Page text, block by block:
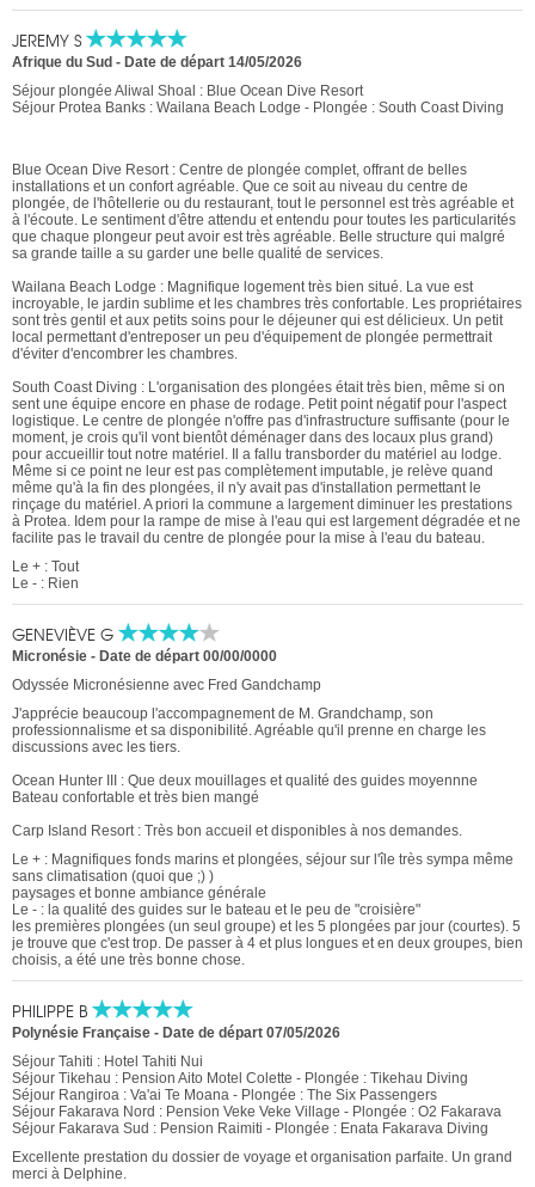
JEREMY S
Afrique du Sud - Date de départ 14/05/2026
Séjour plongée Aliwal Shoal : Blue Ocean Dive Resort
Séjour Protea Banks : Wailana Beach Lodge - Plongée : South Coast Diving
Blue Ocean Dive Resort : Centre de plongée complet, offrant de belles
installations et un confort agréable. Que ce soit au niveau du centre de
plongée, de l'hôtellerie ou du restaurant, tout le personnel est très agréable et
à l'écoute. Le sentiment d'être attendu et entendu pour toutes les particularités
que chaque plongeur peut avoir est très agréable. Belle structure qui malgré
sa grande taille a su garder une belle qualité de services.
Wailana Beach Lodge : Magnifique logement très bien situé. La vue est
incroyable, le jardin sublime et les chambres très confortable. Les propriétaires
sont très gentil et aux petits soins pour le déjeuner qui est délicieux. Un petit
local permettant d'entreposer un peu d'équipement de plongée permettrait
d'éviter d'encombrer les chambres.
South Coast Diving : L'organisation des plongées était très bien, même si on
sent une équipe encore en phase de rodage. Petit point négatif pour l'aspect
logistique. Le centre de plongée n'offre pas d'infrastructure suffisante (pour le
moment, je crois qu'il vont bientôt déménager dans des locaux plus grand)
pour accueillir tout notre matériel. Il a fallu transborder du matériel au lodge.
Même si ce point ne leur est pas complètement imputable, je relève quand
même qu'à la fin des plongées, il n'y avait pas d'installation permettant le
rinçage du matériel. A priori la commune a largement diminuer les prestations
à Protea. Idem pour la rampe de mise à l'eau qui est largement dégradée et ne
facilite pas le travail du centre de plongée pour la mise à l'eau du bateau.
Le + : Tout
Le - : Rien
GENEVIÈVE G
Micronésie - Date de départ 00/00/0000
Odyssée Micronésienne avec Fred Gandchamp
J'apprécie beaucoup l'accompagnement de M. Grandchamp, son
professionnalisme et sa disponibilité. Agréable qu'il prenne en charge les
discussions avec les tiers.
Ocean Hunter III : Que deux mouillages et qualité des guides moyennne
Bateau confortable et très bien mangé
Carp Island Resort : Très bon accueil et disponibles à nos demandes.
Le + : Magnifiques fonds marins et plongées, séjour sur l'île très sympa même
sans climatisation (quoi que ;) )
paysages et bonne ambiance générale
Le - : la qualité des guides sur le bateau et le peu de "croisière"
les premières plongées (un seul groupe) et les 5 plongées par jour (courtes). 5
je trouve que c'est trop. De passer à 4 et plus longues et en deux groupes, bien
choisis, a été une très bonne chose.
PHILIPPE B
Polynésie Française - Date de départ 07/05/2026
Séjour Tahiti : Hotel Tahiti Nui
Séjour Tikehau : Pension Aito Motel Colette - Plongée : Tikehau Diving
Séjour Rangiroa : Va'ai Te Moana - Plongée : The Six Passengers
Séjour Fakarava Nord : Pension Veke Veke Village - Plongée : O2 Fakarava
Séjour Fakarava Sud : Pension Raimiti - Plongée : Enata Fakarava Diving
Excellente prestation du dossier de voyage et organisation parfaite. Un grand
merci à Delphine.